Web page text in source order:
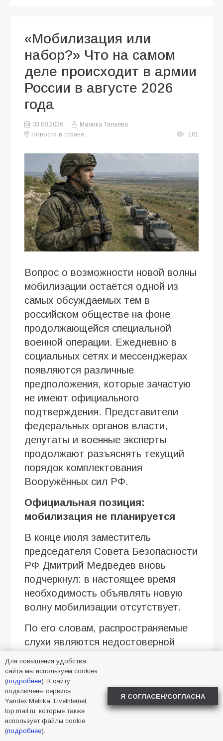
«Мобилизация или
набор?» Что на самом
деле происходит в армии
России в августе 2026
года
03.08.2026
Малика Тапаева
Новости в стране
101
Вопрос о возможности новой волны
мобилизации остаётся одной из
самых обсуждаемых тем в
российском обществе на фоне
продолжающейся специальной
военной операции. Ежедневно в
социальных сетях и мессенджерах
появляются различные
предположения, которые зачастую
не имеют официального
подтверждения. Представители
федеральных органов власти,
депутаты и военные эксперты
продолжают разъяснять текущий
порядок комплектования
Вооружённых сил РФ.
Официальная позиция:
мобилизация не планируется
В конце июля заместитель
председателя Совета Безопасности
РФ Дмитрий Медведев вновь
подчеркнул: в настоящее время
необходимость объявлять новую
волну мобилизации отсутствует.
По его словам, распространяемые
слухи являются недостоверной
информацией, а комплектование
Вооружённых сил продолжается
преимущественно за счёт
добровольцев и граждан,
заключающих контракты с
Министерством обороны.
Для повышения удобства
сайта мы используем cookies
(подробнее). К сайту
подключены сервисы
Yandex.Metrika, LiveInternet,
top.mail.ru, которые также
использует файлы cookie
(подробнее).
Я СОГЛАСЕН/СОГЛАСНА